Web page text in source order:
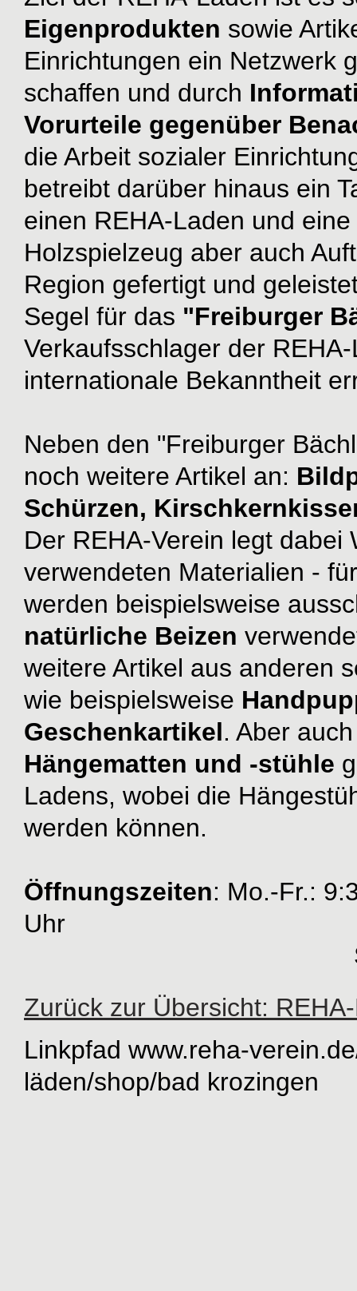
Eigenprodukten sowie
Einrichtungen ein Netzwerk
schaffen und durch
Vorurteile gegenüber
die Arbeit sozialer
betreibt darüber hinaus ein
einen REHA-Laden und
Holzspielzeug aber auch
Region gefertigt und
Segel für das "Freiburger
Verkaufsschlager der
internationale Bekanntheit
Neben den "Freiburger
noch weitere Artikel an:
Schürzen,
Der REHA-Verein legt
verwendeten Materialien -
werden beispielsweise
natürliche Beizen
weitere Artikel aus anderen
wie beispielsweise
Geschenkartikel. Aber
Hängematten und -stühle
Ladens, wobei die
werden können.
Öffnungszeiten: Mo.-Fr.:
Uhr
Sa. 9:30 bis
Zurück zur Übersicht:
Linkpfad www.reha-
läden/shop/bad krozingen